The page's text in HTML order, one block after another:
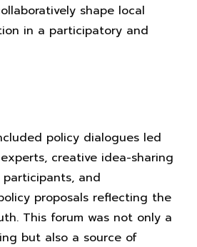
shape local
in a participatory and
policy dialogues led
creative idea-sharing
participants, and
proposals reflecting the
This forum was not only a
but also a source of